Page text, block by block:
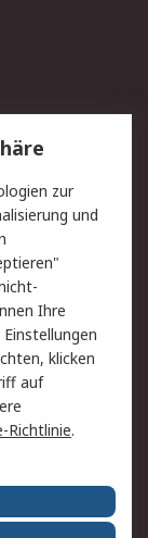
zur
und
Ihre
klicken
auf
Richtlinie.